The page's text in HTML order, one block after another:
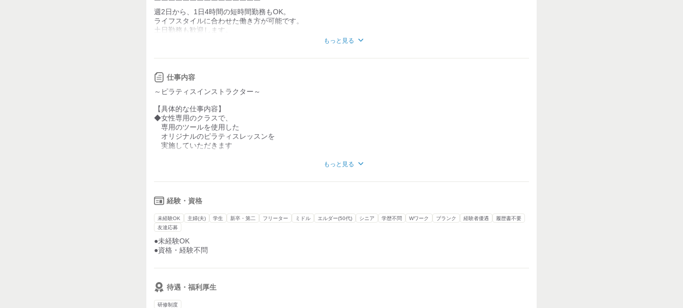
力仕事が少ない
10代…3名
20代…10名
30代…10名
50代…5名
60代以上…5名
￣￣￣￣￣￣￣￣￣￣￣￣￣￣￣
週2日から、1日4時間の短時間勤務もOK。
ライフスタイルに合わせた働き方が可能です。
土日勤務も歓迎します。
￣￣￣￣￣￣￣￣￣￣￣￣￣￣￣
未経験の方も安心してスタートできます。
丁寧なサポートが受けられます。
￣￣￣￣￣￣￣￣
館内のジム、プール、レッスンは
無料で自由にご利用いただけます。
働きながらリフレッシュしたい方、
カラダを動かしたい方、
￣￣￣￣￣￣￣￣￣
無料で施設利用が可能。
働きやすい環境が整っています。
もっと見る
仕事内容
～ピラティスインストラクター～
【具体的な仕事内容】
◆女性専用のクラスで、
専用のツールを使用した
オリジナルのピラティスレッスンを
実施していただきます
・ジムトレーナー業務
※内容は応相談
◆クラブ清掃
◆その他店舗運営に伴う業務、緊急時の対応
・外部研修
・ＯＪＴ（現場での業務トレーニング）
もっと見る
経験・資格
未経験OK 主婦(夫) 学生 新卒・第二 フリーター ミドル エルダー(50代) シニア 学歴不問 Wワーク ブランク 経験者優遇
履歴書不要
友達応募
●未経験OK
●資格・経験不問
待遇・福利厚生
研修制度